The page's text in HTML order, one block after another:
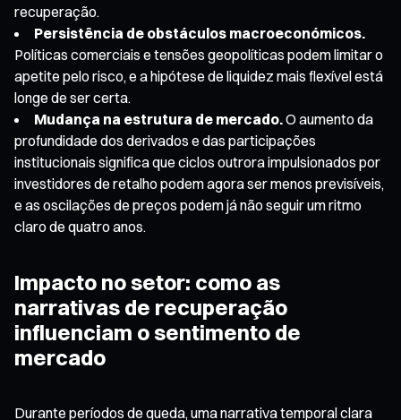
recuperação.
Persistência de obstáculos macroeconómicos.
Políticas comerciais e tensões geopolíticas podem limitar o
apetite pelo risco, e a hipótese de liquidez mais flexível está
longe de ser certa.
Mudança na estrutura de mercado.O aumento da
profundidade dos derivados e das participações
institucionais significa que ciclos outrora impulsionados por
investidores de retalho podem agora ser menos previsíveis,
e as oscilações de preços podem já não seguir um ritmo
claro de quatro anos.
Impacto no setor: como as
narrativas de recuperação
influenciam o sentimento de
mercado
Durante períodos de queda, uma narrativa temporal clara